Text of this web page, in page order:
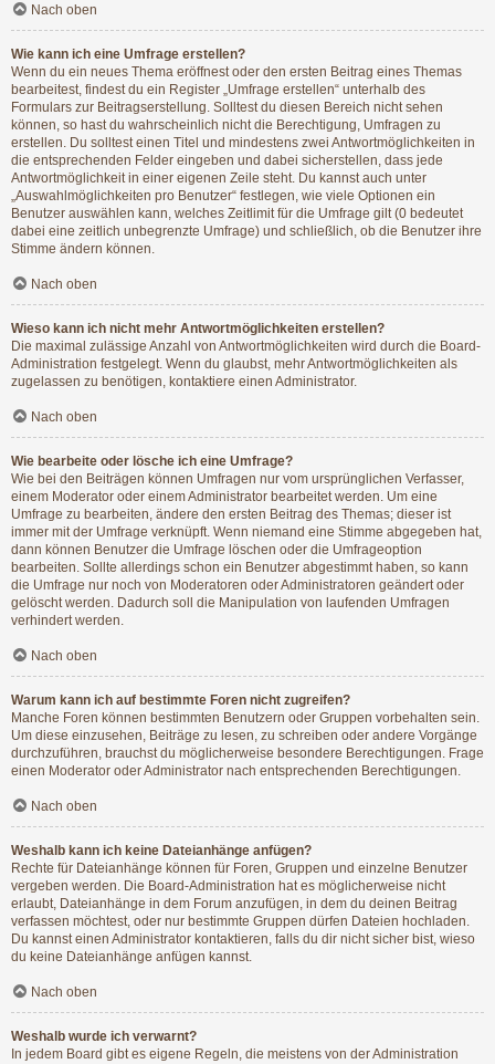
Nach oben
Wie kann ich eine Umfrage erstellen?
Wenn du ein neues Thema eröffnest oder den ersten Beitrag eines Themas
bearbeitest, findest du ein Register „Umfrage erstellen“ unterhalb des
Formulars zur Beitragserstellung. Solltest du diesen Bereich nicht sehen
können, so hast du wahrscheinlich nicht die Berechtigung, Umfragen zu
erstellen. Du solltest einen Titel und mindestens zwei Antwortmöglichkeiten in
die entsprechenden Felder eingeben und dabei sicherstellen, dass jede
Antwortmöglichkeit in einer eigenen Zeile steht. Du kannst auch unter
„Auswahlmöglichkeiten pro Benutzer“ festlegen, wie viele Optionen ein
Benutzer auswählen kann, welches Zeitlimit für die Umfrage gilt (0 bedeutet
dabei eine zeitlich unbegrenzte Umfrage) und schließlich, ob die Benutzer ihre
Stimme ändern können.
Nach oben
Wieso kann ich nicht mehr Antwortmöglichkeiten erstellen?
Die maximal zulässige Anzahl von Antwortmöglichkeiten wird durch die Board-
Administration festgelegt. Wenn du glaubst, mehr Antwortmöglichkeiten als
zugelassen zu benötigen, kontaktiere einen Administrator.
Nach oben
Wie bearbeite oder lösche ich eine Umfrage?
Wie bei den Beiträgen können Umfragen nur vom ursprünglichen Verfasser,
einem Moderator oder einem Administrator bearbeitet werden. Um eine
Umfrage zu bearbeiten, ändere den ersten Beitrag des Themas; dieser ist
immer mit der Umfrage verknüpft. Wenn niemand eine Stimme abgegeben hat,
dann können Benutzer die Umfrage löschen oder die Umfrageoption
bearbeiten. Sollte allerdings schon ein Benutzer abgestimmt haben, so kann
die Umfrage nur noch von Moderatoren oder Administratoren geändert oder
gelöscht werden. Dadurch soll die Manipulation von laufenden Umfragen
verhindert werden.
Nach oben
Warum kann ich auf bestimmte Foren nicht zugreifen?
Manche Foren können bestimmten Benutzern oder Gruppen vorbehalten sein.
Um diese einzusehen, Beiträge zu lesen, zu schreiben oder andere Vorgänge
durchzuführen, brauchst du möglicherweise besondere Berechtigungen. Frage
einen Moderator oder Administrator nach entsprechenden Berechtigungen.
Nach oben
Weshalb kann ich keine Dateianhänge anfügen?
Rechte für Dateianhänge können für Foren, Gruppen und einzelne Benutzer
vergeben werden. Die Board-Administration hat es möglicherweise nicht
erlaubt, Dateianhänge in dem Forum anzufügen, in dem du deinen Beitrag
verfassen möchtest, oder nur bestimmte Gruppen dürfen Dateien hochladen.
Du kannst einen Administrator kontaktieren, falls du dir nicht sicher bist, wieso
du keine Dateianhänge anfügen kannst.
Nach oben
Weshalb wurde ich verwarnt?
In jedem Board gibt es eigene Regeln, die meistens von der Administration